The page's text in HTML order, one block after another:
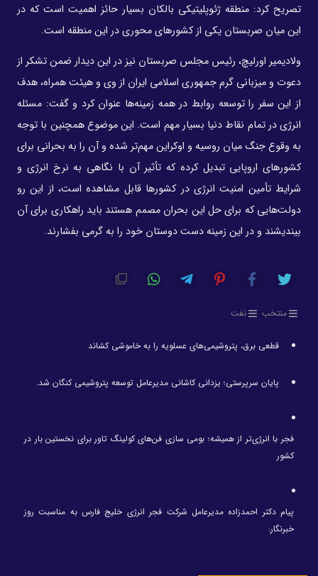
تصریح کرد: منطقه ژئوپلیتیکی بالکان بسیار حائز اهمیت است که در
این میان صربستان یکی از کشورهای محوری در این منطقه است.
ولادیمیر اورلیچ، رئیس مجلس صربستان نیز در این دیدار ضمن تشکر از
دعوت و میزبانی گرم جمهوری اسلامی ایران از وی و هیئت همراه، هدف
از این سفر را توسعه روابط در همه زمینه‌ها عنوان کرد و گفت: مسئله
انرژی در تمام نقاط دنیا بسیار مهم است. این موضوع همچنین با توجه
به وقوع جنگ میان روسیه و اوکراین مهم‌تر شده و آن را به بحرانی برای
کشورهای اروپایی تبدیل کرده که تأثیر آن با نگاهی به نرخ انرژی و
شرایط تأمین امنیت انرژی در کشورها قابل مشاهده است، از این رو
دولت‌هایی که برای حل این بحران مصمم هستند باید راهکاری برای آن
بیندیشند و در این زمینه دست دوستان خود را به گرمی بفشارند.
منتخب نفت
قطعی برق، پتروشیمی‌های عسلویه را به خاموشی کشاند
پایان سرپرستی؛ یزدانی کاشانی مدیرعامل توسعه پتروشیمی کنگان شد.
فجر با انرژی‌تر از همیشه؛ بومی سازی فن‌های کولینگ تاور برای نخستین بار در
کشور
پیام دکتر احمدزاده مدیرعامل شرکت فجر انرژی خلیج فارس به مناسبت روز
خبرنگار: